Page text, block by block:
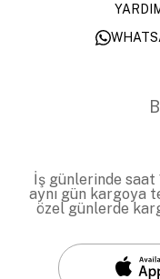
İş günlerinde saat
aynı gün kargoya
özel günlerde